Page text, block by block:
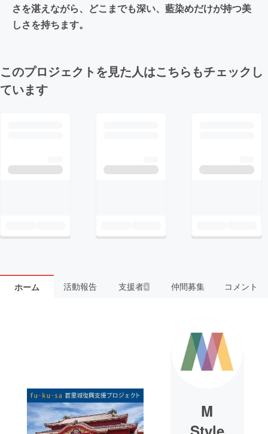
さを湛えながら、どこまでも深い、藍染めだけが持つ美
しさを持ちます。
このプロジェクトを見た人はこちらもチェックし
ています
ホーム 活動報告 支援者4 仲間募集 コメント
M